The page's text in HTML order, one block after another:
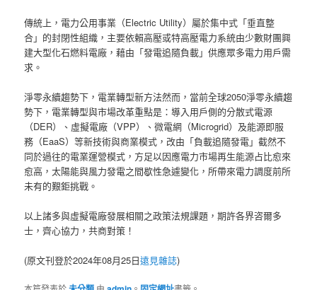
傳統上，電力公用事業（Electric Utility）屬於集中式「垂直整
合」的封閉性組織，主要依賴高壓或特高壓電力系統由少數財團興
建大型化石燃料電廠，藉由「發電追隨負載」供應眾多電力用戶需
求。
淨零永續趨勢下，電業轉型新方法然而，當前全球2050淨零永續趨
勢下，電業轉型與市場改革重點是：導入用戶側的分散式電源
（DER）、虛擬電廠（VPP）、微電網（Microgrid）及能源即服
務（EaaS）等新技術與商業模式，改由「負載追隨發電」截然不
同於過往的電業運營模式，方足以因應電力市場再生能源占比愈來
愈高，太陽能與風力發電之間歇性急遽變化，所帶來電力調度前所
未有的艱鉅挑戰。
以上諸多與虛擬電廠發展相關之政策法規課題，期許各界咨爾多
士，齊心協力，共商對策！
(原文刊登於2024年08月25日遠見雜誌)